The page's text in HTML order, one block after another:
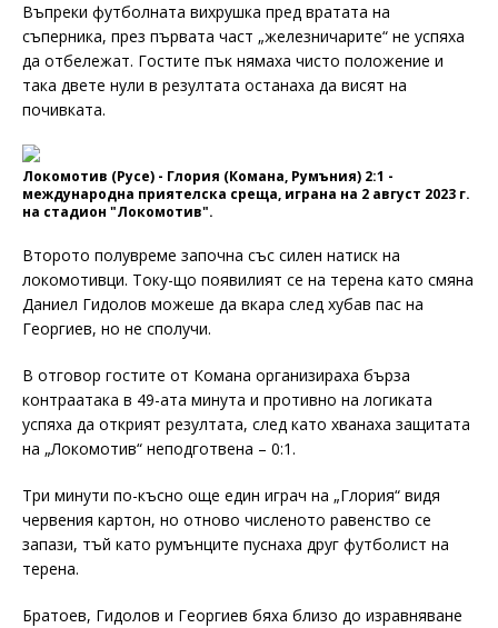
Въпреки футболната вихрушка пред вратата на
съперника, през първата част „железничарите“ не успяха
да отбележат. Гостите пък нямаха чисто положение и
така двете нули в резултата останаха да висят на
почивката.
Локомотив (Русе) - Глория (Комана, Румъния) 2:1 -
международна приятелска среща, играна на 2 август 2023 г.
на стадион "Локомотив".
Второто полувреме започна със силен натиск на
локомотивци. Току-що появилият се на терена като смяна
Даниел Гидолов можеше да вкара след хубав пас на
Георгиев, но не сполучи.
В отговор гостите от Комана организираха бърза
контраатака в 49-ата минута и противно на логиката
успяха да открият резултата, след като хванаха защитата
на „Локомотив“ неподготвена – 0:1.
Три минути по-късно още един играч на „Глория“ видя
червения картон, но отново численото равенство се
запази, тъй като румънците пуснаха друг футболист на
терена.
Братоев, Гидолов и Георгиев бяха близо до изравняване